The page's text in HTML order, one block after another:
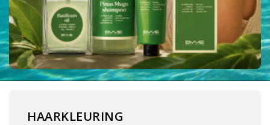
HAARKLEURING